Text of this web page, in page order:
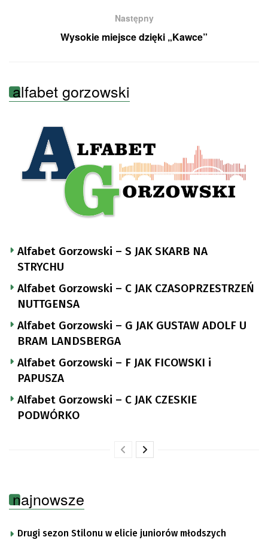
Następny
Wysokie miejsce dzięki „Kawce”
alfabet gorzowski
Alfabet Gorzowski – S JAK SKARB NA
STRYCHU
Alfabet Gorzowski – C JAK CZASOPRZESTRZEŃ
NUTTGENSA
Alfabet Gorzowski – G JAK GUSTAW ADOLF U
BRAM LANDSBERGA
Alfabet Gorzowski – F JAK FICOWSKI i
PAPUSZA
Alfabet Gorzowski – C JAK CZESKIE
PODWÓRKO
najnowsze
Drugi sezon Stilonu w elicie juniorów młodszych